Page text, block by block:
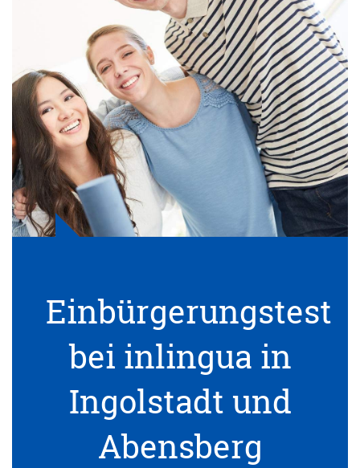
Einbürgerungstest
bei inlingua in
Ingolstadt und
Abensberg